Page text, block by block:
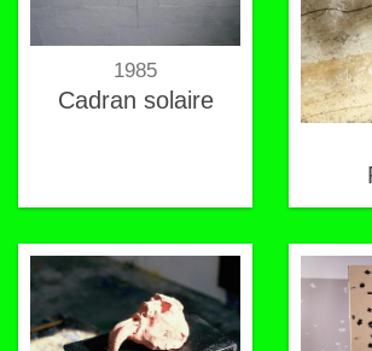
1985
Cadran solaire